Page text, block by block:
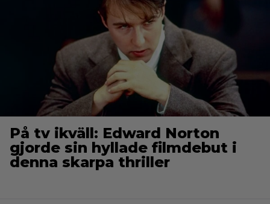
På tv ikväll: Edward Norton
gjorde sin hyllade filmdebut i
denna skarpa thriller